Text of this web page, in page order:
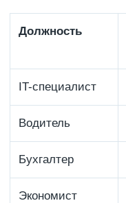
Должность
IT-специалист
Водитель
Бухгалтер
Экономист